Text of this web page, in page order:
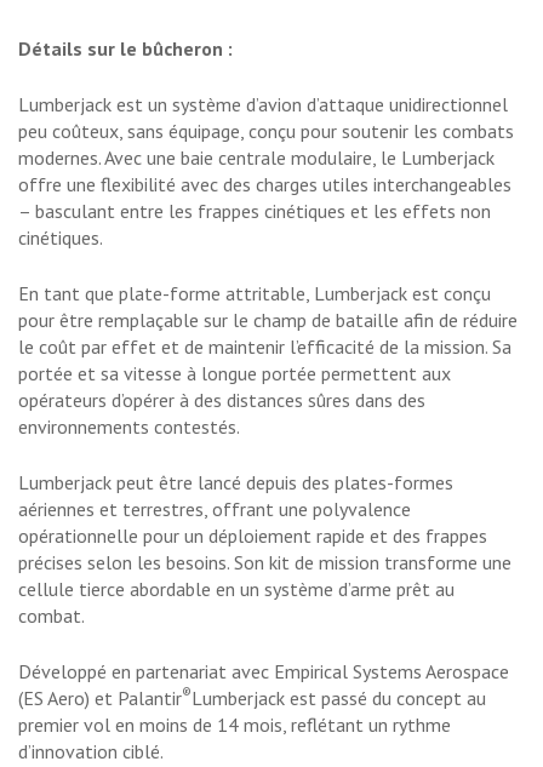
Détails sur le bûcheron :
Lumberjack est un système d’avion d’attaque unidirectionnel
peu coûteux, sans équipage, conçu pour soutenir les combats
modernes. Avec une baie centrale modulaire, le Lumberjack
offre une flexibilité avec des charges utiles interchangeables
– basculant entre les frappes cinétiques et les effets non
cinétiques.
En tant que plate-forme attritable, Lumberjack est conçu
pour être remplaçable sur le champ de bataille afin de réduire
le coût par effet et de maintenir l’efficacité de la mission. Sa
portée et sa vitesse à longue portée permettent aux
opérateurs d’opérer à des distances sûres dans des
environnements contestés.
Lumberjack peut être lancé depuis des plates-formes
aériennes et terrestres, offrant une polyvalence
opérationnelle pour un déploiement rapide et des frappes
précises selon les besoins. Son kit de mission transforme une
cellule tierce abordable en un système d’arme prêt au
combat.
Développé en partenariat avec Empirical Systems Aerospace
(ES Aero) et Palantir®Lumberjack est passé du concept au
premier vol en moins de 14 mois, reflétant un rythme
d’innovation ciblé.